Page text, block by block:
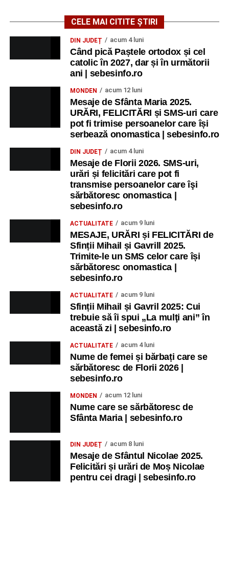
MIERCURI, 26 AUGUST 2026
Copiii în armonia orașului
– Școala din Răhău: activități recreative pentru
copii.
– Curtea Școlii „M. Kogălniceanu”: activități
recreative pentru copii.
Ora 17.00– Grădina Muzeului Municipal „Ioan Raica”
Sebeș: încheierea Școlii de vară„Curcubeul Prieteniei”
– Aula Primăriei Municipiului Sebeș:
festivitatea de premiere a șefilor de promoție și a elevilor
care au obținut rezultate remarcabile la examenele de
Evaluare Națională și Bacalaureat.
Ora 19.00– Parcul Tineretului:
Spectacol pentru copii și
Alexandra Pamfilie și Școala de muzică„DoReMi”
Ancuța Stănuș și grupul de folclor;
Trupa de Dansuri Săsești.
– Parcul Tineretului: proiecția filmului pentru
„Străjerii Deltei”(România, 2021), film de familie și
JOI, 27 AUGUST 2026
Grădina Muzeului Municipal „Ioan
Raica” Sebeș
Sărbătoarea Seniorilor– festivitatea de
premiere a cuplurilor care aniversează 50 de ani de
CELE MAI CITITE ȘTIRI
DIN JUDEȚ acum 4 luni
Când pică Paștele ortodox și cel
catolic în 2027, dar și în următorii
ani | sebesinfo.ro
MONDEN acum 12 luni
Mesaje de Sfânta Maria 2025.
URĂRI, FELICITĂRI și SMS-uri care
pot fi trimise persoanelor care își
serbează onomastica | sebesinfo.ro
DIN JUDEȚ acum 4 luni
Mesaje de Florii 2026. SMS-uri,
urări și felicitări care pot fi
transmise persoanelor care îşi
sărbătoresc onomastica |
sebesinfo.ro
ACTUALITATE acum 9 luni
MESAJE, URĂRI și FELICITĂRI de
Sfinții Mihail și Gavrill 2025.
Trimite-le un SMS celor care își
sărbătoresc onomastica |
sebesinfo.ro
ACTUALITATE acum 9 luni
Sfinții Mihail și Gavril 2025: Cui
trebuie să îi spui „La mulţi ani” în
această zi | sebesinfo.ro
ACTUALITATE acum 4 luni
Nume de femei și bărbați care se
sărbătoresc de Florii 2026 |
sebesinfo.ro
MONDEN acum 12 luni
Nume care se sărbătoresc de
Sfânta Maria | sebesinfo.ro
DIN JUDEȚ acum 8 luni
Mesaje de Sfântul Nicolae 2025.
Felicitări și urări de Moș Nicolae
pentru cei dragi | sebesinfo.ro